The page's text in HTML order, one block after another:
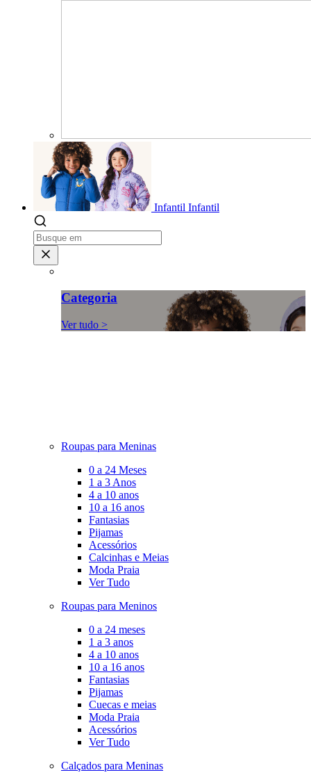
Infantil Infantil
Categoria
Ver tudo >
Roupas para Meninas
0 a 24 Meses
1 a 3 Anos
4 a 10 anos
10 a 16 anos
Fantasias
Pijamas
Acessórios
Calcinhas e Meias
Moda Praia
Ver Tudo
Roupas para Meninos
0 a 24 meses
1 a 3 anos
4 a 10 anos
10 a 16 anos
Fantasias
Pijamas
Cuecas e meias
Moda Praia
Acessórios
Ver Tudo
Calçados para Meninas